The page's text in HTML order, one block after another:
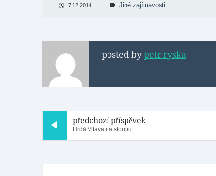
7.12.2014 Jiné zajímavosti
posted bypetr ryska
předchozí příspěvek
Hrdá Vltava na sloupu